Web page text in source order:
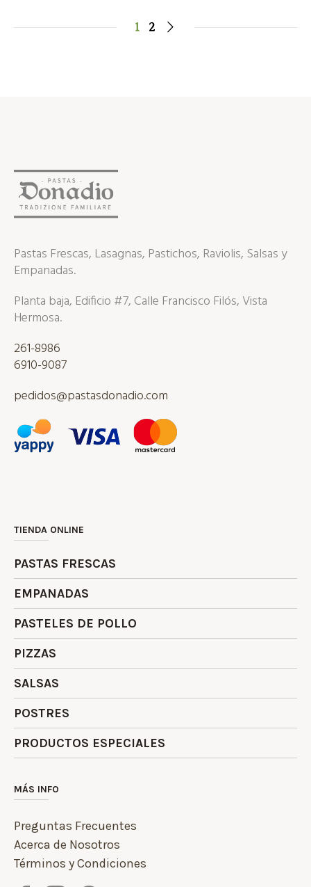
$27.75
1 2
Pastas Frescas, Lasagnas, Pastichos, Raviolis, Salsas y
Empanadas.
Planta baja, Edificio #7, Calle Francisco Filós, Vista
Hermosa.
261-8986
6910-9087
pedidos@pastasdonadio.com
TIENDA ONLINE
PASTAS FRESCAS
EMPANADAS
PASTELES DE POLLO
PIZZAS
SALSAS
POSTRES
PRODUCTOS ESPECIALES
MÁS INFO
Preguntas Frecuentes
Acerca de Nosotros
Términos y Condiciones